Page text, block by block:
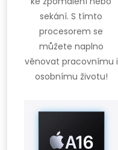
sekání. S tímto
procesorem se
můžete naplno
věnovat pracovnímu i
osobnímu životu!